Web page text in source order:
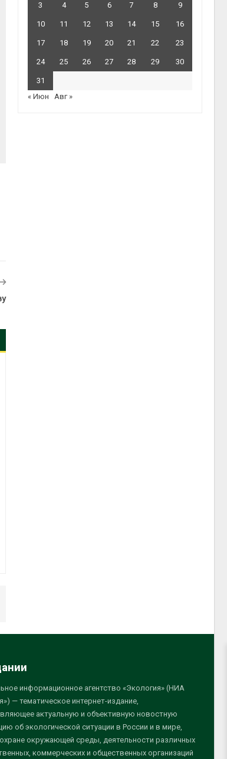
3 4 5 6 7 8 9
10 11 12 13 14 15 16
17 18 19 20 21 22 23
24 25 26 27 28 29 30
31
« Июн
Авг »
информационное агентство «Экология» (НИА
— тематическое интернет-издание,
актуальную и объективную новостную
об экологической ситуации в России и в мире,
окружающей среды, деятельности различных
коммерческих и общественных организаций